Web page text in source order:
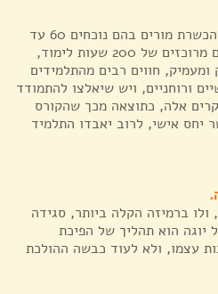
לעתים תכופות נראה קורסים להכשרת מורים בהם נוכחים 60 עד
200 תלמידים בקורס. בקורסים מרוכזים של 200 שעות לימוד,
חווים רבים מהתלמידים
ורוחניים, ויש שיאלצו להתמודד
אלה, כתוצאה מכך שהקורס
יחס אישי, לרוב יאבדו התלמיד
ברמיזה הקלה ביותר, סגידה
יוגה הוא תהליך של הפיכת
עצמו, ולא לעוד כבשה ההולכת